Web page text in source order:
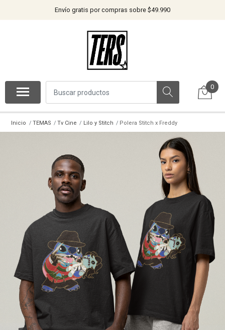
Envío gratis por compras sobre $49.990
0
Inicio TEMAS Tv Cine Lilo y Stitch Polera Stitch x Freddy